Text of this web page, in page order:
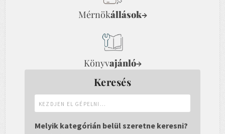
Mérnökállások→
Könyvajánló→
Keresés
el
gépelni...
Melyik kategórián belül szeretne keresni?